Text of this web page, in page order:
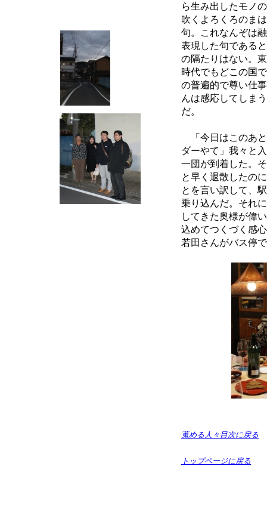
ら生み出したモノ
吹くよろくろのま
句。これなんぞは
表現した句である
の隔たりはない。
時代でもどこの国
の普遍的で尊い仕
んは感応してしま
だ。
「今日はこのあ
ダーやて」我々と
一団が到着した。
と早く退散したの
とを言い訳して、
乗り込んだ。それ
してきた奥様が偉
込めてつくづく感
若田さんがバス停
蒐める人々目次に戻る
トップページに戻る